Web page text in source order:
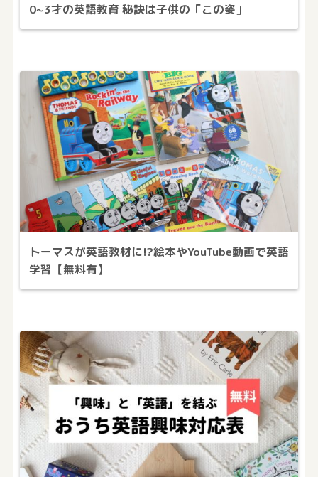
0~3才の英語教育 秘訣は子供の「この姿」
トーマスが英語教材に!?絵本やYouTube動画で英語
学習【無料有】